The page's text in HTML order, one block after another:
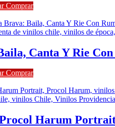
Comprar
Canta Y Rie
Comprar
Harum